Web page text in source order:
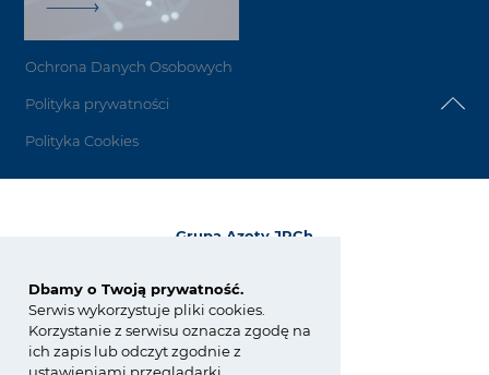
Dbamy o Twoją prywatność.
Serwis wykorzystuje pliki cookies.
Korzystanie z serwisu oznacza zgodę na
ich zapis lub odczyt zgodnie z
Ochrona Danych Osobowych
Polityka prywatności
Polityka Cookies
Grupa Azoty JRCh
33-101 Tarnów
tel.:
+48 14 633 06 82
fax: +48 14 628 34 57
jrch@grupaazoty.com